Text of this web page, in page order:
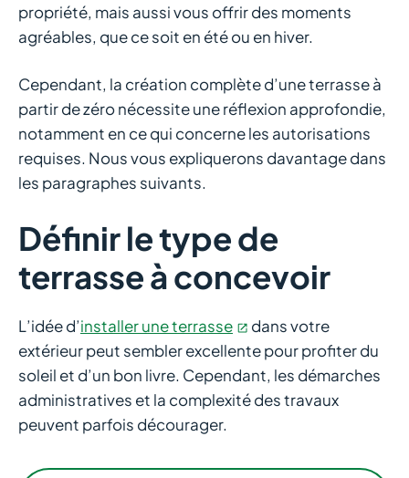
propriété, mais aussi vous offrir des moments
agréables, que ce soit en été ou en hiver.
Cependant, la création complète d’une terrasse à
partir de zéro nécessite une réflexion approfondie,
notamment en ce qui concerne les autorisations
requises. Nous vous expliquerons davantage dans
les paragraphes suivants.
Définir le type de
terrasse à concevoir
L’idée d’installer une terrasse
dans votre
extérieur peut sembler excellente pour profiter du
soleil et d’un bon livre. Cependant, les démarches
administratives et la complexité des travaux
peuvent parfois décourager.